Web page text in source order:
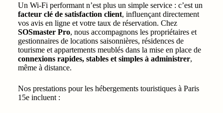
Un Wi-Fi performant n’est plus un simple service : c’est un
facteur clé de satisfaction client, influençant directement
vos avis en ligne et votre taux de réservation. Chez
SOSmaster Pro, nous accompagnons les propriétaires et
gestionnaires de locations saisonnières, résidences de
tourisme et appartements meublés dans la mise en place de
connexions rapides, stables et simples à administrer,
même à distance.
Nos prestations pour les hébergements touristiques à Paris
15e incluent :